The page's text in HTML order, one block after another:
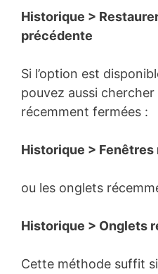
Historique >
précédente
Si l’option est
pouvez aussi
récemment fermées :
Historique >
ou les onglets
Historique > Onglets
Cette méthode suffit